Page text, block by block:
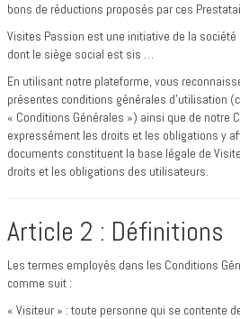
bons de réductions proposés par ces
Visites Passion est une initiative de la
dont le siège social est sis …
En utilisant notre plateforme, vous
présentes conditions générales d’utilisation
« Conditions Générales ») ainsi que de notre
expressément les droits et les obligations y
documents constituent la base légale de
droits et les obligations des utilisateurs.
Article 2 : Définitions
Les termes employés dans les Conditions
comme suit :
« Visiteur » : toute personne qui se contente